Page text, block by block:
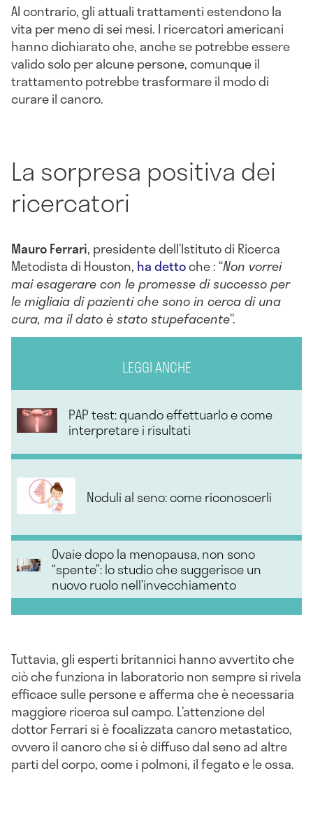
Al contrario, gli attuali trattamenti estendono la
vita per meno di sei mesi. I ricercatori americani
hanno dichiarato che, anche se potrebbe essere
valido solo per alcune persone, comunque il
trattamento potrebbe trasformare il modo di
curare il cancro.
La sorpresa positiva dei
ricercatori
MauroFerrari, presidente dell’Istituto di Ricerca
Metodista di Houston, ha dettoche : “Non vorrei
mai esagerare con le promesse di successo per
le migliaia di pazienti che sono in cerca di una
cura, ma il dato è stato stupefacente”.
LEGGI ANCHE
PAP test: quando effettuarlo e come
interpretare i risultati
Noduli al seno: come riconoscerli
Ovaie dopo la menopausa, non sono
“spente”: lo studio che suggerisce un
nuovo ruolo nell’invecchiamento
Tuttavia, gli esperti britannici hanno avvertito che
ciò che funziona in laboratorio non sempre si rivela
efficace sulle persone e afferma che è necessaria
maggiore ricerca sul campo. L’attenzione del
dottor Ferrari si è focalizzata cancro metastatico,
ovvero il cancro che si è diffuso dal seno ad altre
parti del corpo, come i polmoni, il fegato e le ossa.